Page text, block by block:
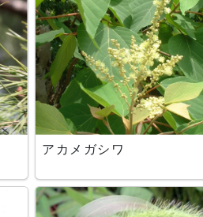
アカメガシワ